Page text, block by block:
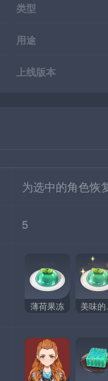
类型
用途
上线版本
为选中的角色恢
5
薄荷果冻